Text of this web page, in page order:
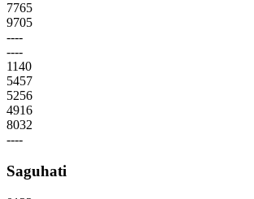
7765
9705
----
----
1140
5457
5256
4916
8032
----
Saguhati